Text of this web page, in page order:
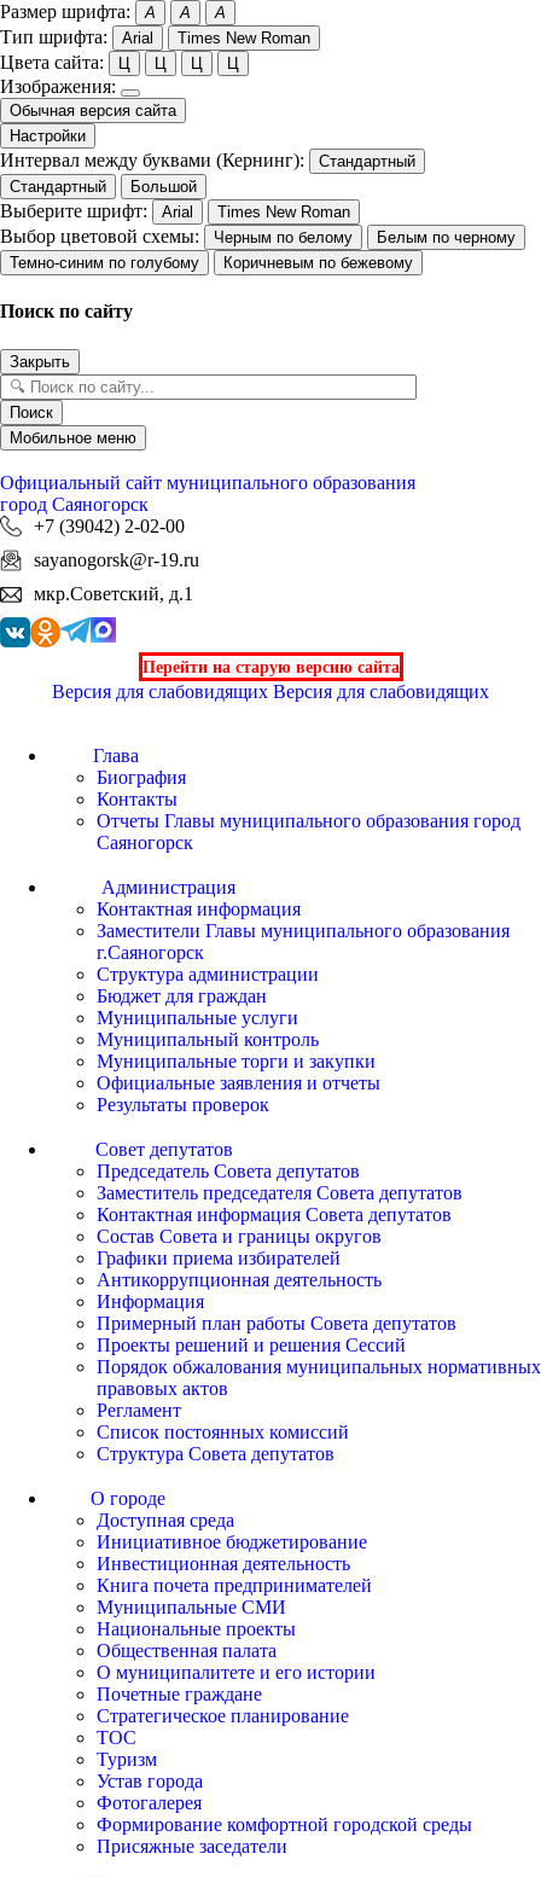
Размер шрифта: A A A
Тип шрифта: Arial Times New Roman
Цвета сайта: Ц Ц Ц Ц
Изображения:
Обычная версия сайта
Настройки
Интервал между буквами (Кернинг):
Стандартный
Стандартный
Большой
Выберите шрифт: Arial Times New Roman
Выбор цветовой схемы: Черным по белому
Белым по черному
Темно-синим по голубому
Коричневым по бежевому
Поиск по сайту
Закрыть
Поиск
Мобильное меню
Официальный сайт муниципального образования
город Саяногорск
+7 (39042) 2-02-00
sayanogorsk@r-19.ru
мкр.Советский, д.1
Перейти на старую версию сайта
Версия для слабовидящих Версия для слабовидящих
Глава
Биография
Контакты
Отчеты Главы муниципального образования город
Саяногорск
Администрация
Контактная информация
Заместители Главы муниципального образования
г.Саяногорск
Структура администрации
Бюджет для граждан
Муниципальные услуги
Муниципальный контроль
Муниципальные торги и закупки
Официальные заявления и отчеты
Результаты проверок
Совет депутатов
Председатель Совета депутатов
Заместитель председателя Совета депутатов
Контактная информация Совета депутатов
Состав Совета и границы округов
Графики приема избирателей
Антикоррупционная деятельность
Информация
Примерный план работы Совета депутатов
Проекты решений и решения Сессий
Порядок обжалования муниципальных нормативных
правовых актов
Регламент
Список постоянных комиссий
Структура Совета депутатов
О городе
Доступная среда
Инициативное бюджетирование
Инвестиционная деятельность
Книга почета предпринимателей
Муниципальные СМИ
Национальные проекты
Общественная палата
О муниципалитете и его истории
Почетные граждане
Стратегическое планирование
ТОС
Туризм
Устав города
Фотогалерея
Формирование комфортной городской среды
Присяжные заседатели